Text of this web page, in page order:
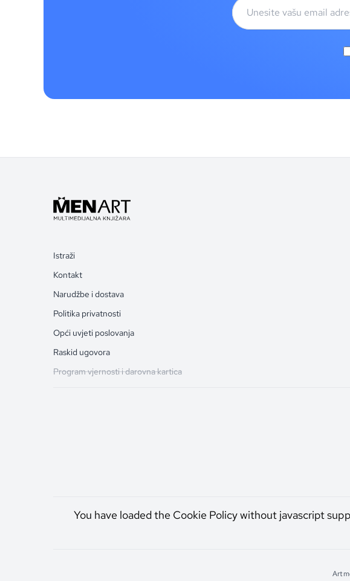
Istraži
Kontakt
Narudžbe i dostava
Politika privatnosti
Opći uvjeti poslovanja
Raskid ugovora
Program vjernosti i darovna kartica
You have loaded the Cookie Policy without javascript